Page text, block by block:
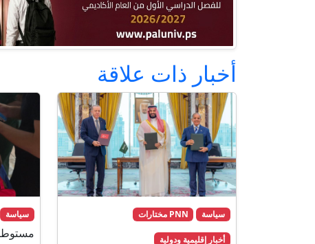
أخبار ذات علاقة
سياسة PNN مختارات
أخبار إقليمية ودولية
سياسة